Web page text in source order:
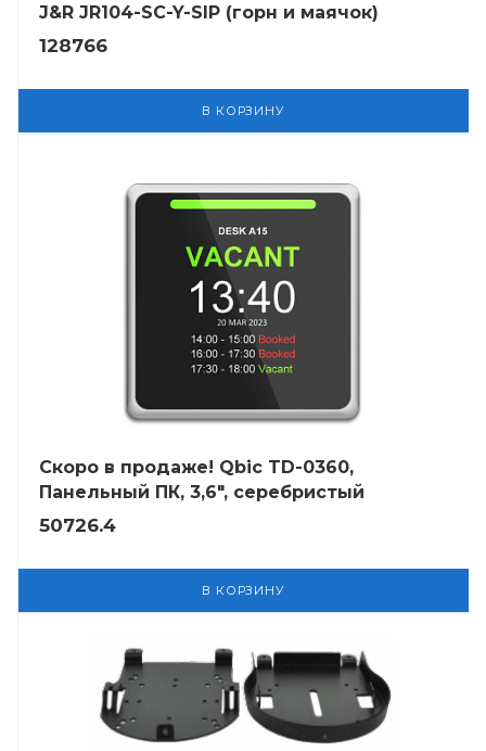
J&R JR104-SC-Y-SIP (горн и маячок)
128766
В КОРЗИНУ
Скоро в продаже! Qbic TD-0360,
Панельный ПК, 3,6", серебристый
50726.4
В КОРЗИНУ